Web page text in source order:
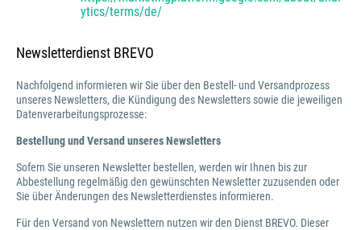
ytics/terms/de/
Newsletterdienst BREVO
Nachfolgend informieren wir Sie über den Bestell- und Versandprozess
unseres Newsletters, die Kündigung des Newsletters sowie die jeweiligen
Datenverarbeitungsprozesse:
Bestellung und Versand unseres Newsletters
Sofern Sie unseren Newsletter bestellen, werden wir Ihnen bis zur
Abbestellung regelmäßig den gewünschten Newsletter zuzusenden oder
Sie über Änderungen des Newsletterdienstes informieren.
Für den Versand von Newslettern nutzen wir den Dienst BREVO. Dieser